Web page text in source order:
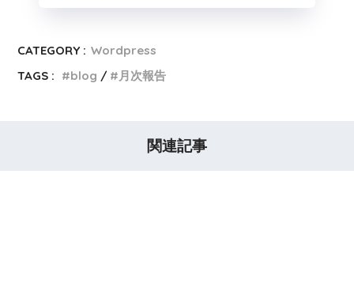
CATEGORY : Wordpress
TAGS :
blog 月次報告
関連記事